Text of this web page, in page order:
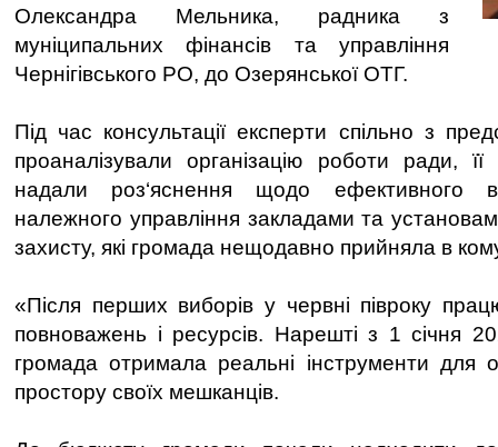
Олександра Мельника, радника з
муніципальних фінансів та управління
Чернігівського РО, до Озерянської ОТГ.
Під час консультації експерти спільно з
проаналізували організацію роботи ради, її
надали роз‘яснення щодо ефективного
належного управління закладами та
захисту, які громада нещодавно прийняла в
«Після перших виборів у червні півроку
повноважень і ресурсів. Нарешті з 1 січня
громада отримала реальні інструменти для
простору своїх мешканців.